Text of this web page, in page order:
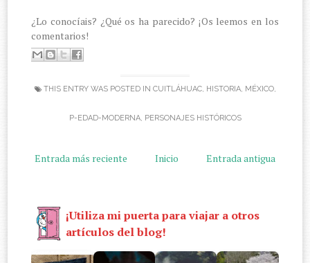
¿Lo conocíais? ¿Qué os ha parecido? ¡Os leemos en los
comentarios!
THIS ENTRY WAS POSTED IN CUITLÁHUAC, HISTORIA, MÉXICO,
P-EDAD-MODERNA, PERSONAJES HISTÓRICOS
Entrada más reciente Entrada antigua
Inicio
¡Utiliza mi puerta para viajar a otros
artículos del blog!